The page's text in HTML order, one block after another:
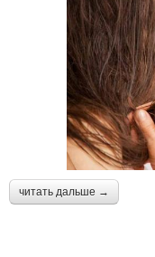
читать дальше →